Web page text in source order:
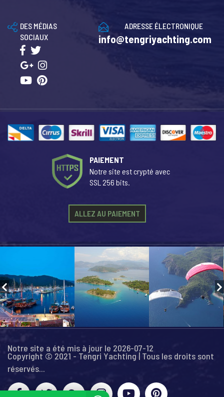
ADRESSE ÉLECTRONIQUE
info@tengriyachting.com
DES MÉDIAS
SOCIAUX
PAIEMENT
Notre site est crypté avec
SSL 256 bits.
ALLEZ AU PAIEMENT
Notre site a été mis à jour le 2026-07-12
Copyright © 2021 - Tengri Yachting | Tous les droits sont
réservés...